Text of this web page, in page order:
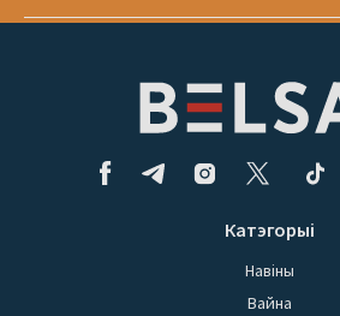
Катэгорыі
Навіны
Вайна